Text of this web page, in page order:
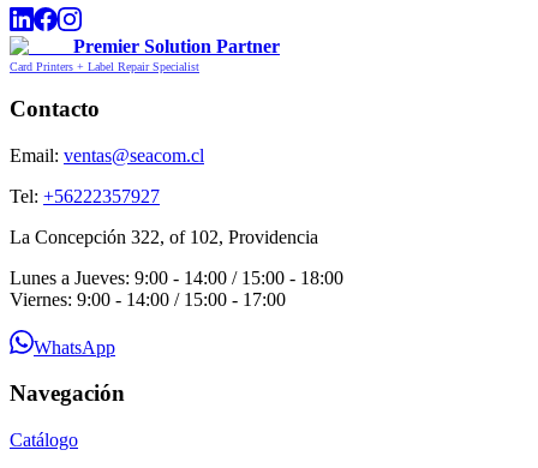
Premier Solution Partner
Card Printers + Label Repair Specialist
Contacto
Email: ventas@seacom.cl
Tel: +56222357927
La Concepción 322, of 102, Providencia
Lunes a Jueves: 9:00 - 14:00 / 15:00 - 18:00
Viernes: 9:00 - 14:00 / 15:00 - 17:00
WhatsApp
Navegación
Catálogo